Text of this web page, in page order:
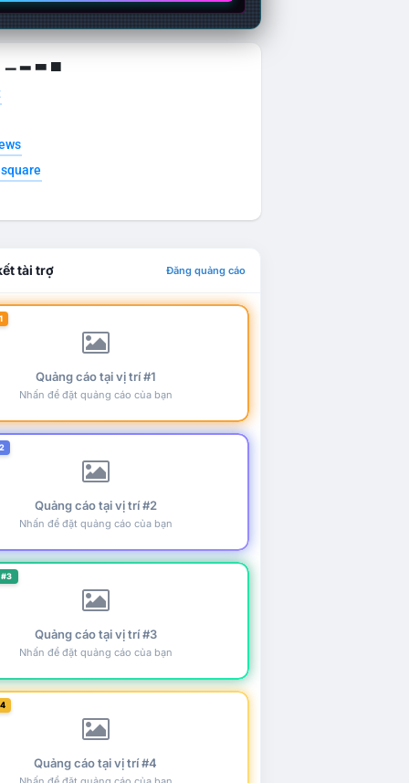
▁ ▂ ▃ ▄
tài trợ Đăng quảng cáo
Quảng cáo tại vị trí #1
Nhấn để đặt quảng cáo của bạn
Quảng cáo tại vị trí #2
Nhấn để đặt quảng cáo của bạn
Quảng cáo tại vị trí #3
Nhấn để đặt quảng cáo của bạn
Quảng cáo tại vị trí #4